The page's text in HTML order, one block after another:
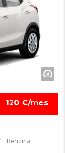
120 €/mes
Benzina